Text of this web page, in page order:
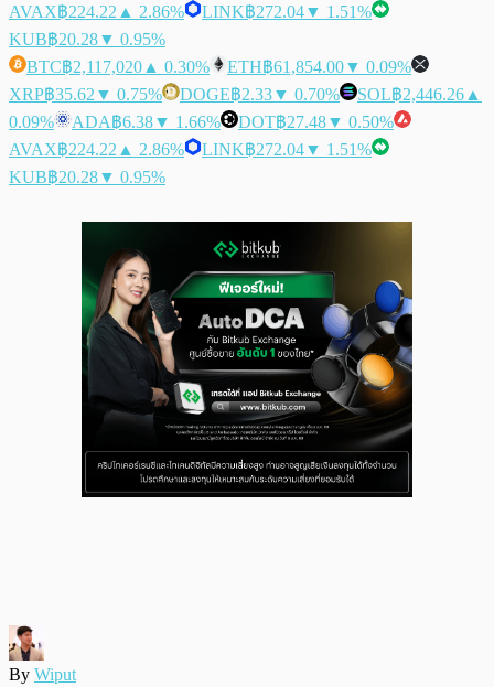
AVAX฿224.22 ▲ 2.86% LINK฿272.04▼ 1.51%
KUB฿20.28▼ 0.95%
BTC฿2,117,020 ▲ 0.30% ETH฿61,854.00▼ 0.09%
XRP฿35.62 ▼ 0.75% DOGE฿2.33▼ 0.70% SOL฿2,446.26 ▲
0.09%
ADA฿6.38▼ 1.66% DOT฿27.48▼ 0.50%
AVAX฿224.22 ▲ 2.86% LINK฿272.04▼ 1.51%
KUB฿20.28▼ 0.95%
By Wiput